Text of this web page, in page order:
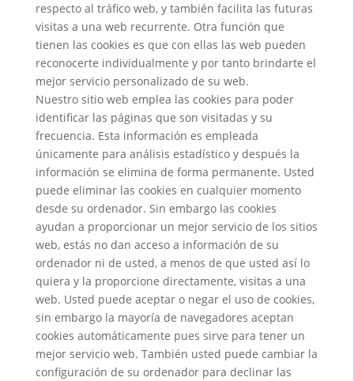
respecto al tráfico web, y también facilita las futuras
visitas a una web recurrente. Otra función que
tienen las cookies es que con ellas las web pueden
reconocerte individualmente y por tanto brindarte el
mejor servicio personalizado de su web.
Nuestro sitio web emplea las cookies para poder
identificar las páginas que son visitadas y su
frecuencia. Esta información es empleada
únicamente para análisis estadístico y después la
información se elimina de forma permanente. Usted
puede eliminar las cookies en cualquier momento
desde su ordenador. Sin embargo las cookies
ayudan a proporcionar un mejor servicio de los sitios
web, estás no dan acceso a información de su
ordenador ni de usted, a menos de que usted así lo
quiera y la proporcione directamente, visitas a una
web. Usted puede aceptar o negar el uso de cookies,
sin embargo la mayoría de navegadores aceptan
cookies automáticamente pues sirve para tener un
mejor servicio web. También usted puede cambiar la
configuración de su ordenador para declinar las